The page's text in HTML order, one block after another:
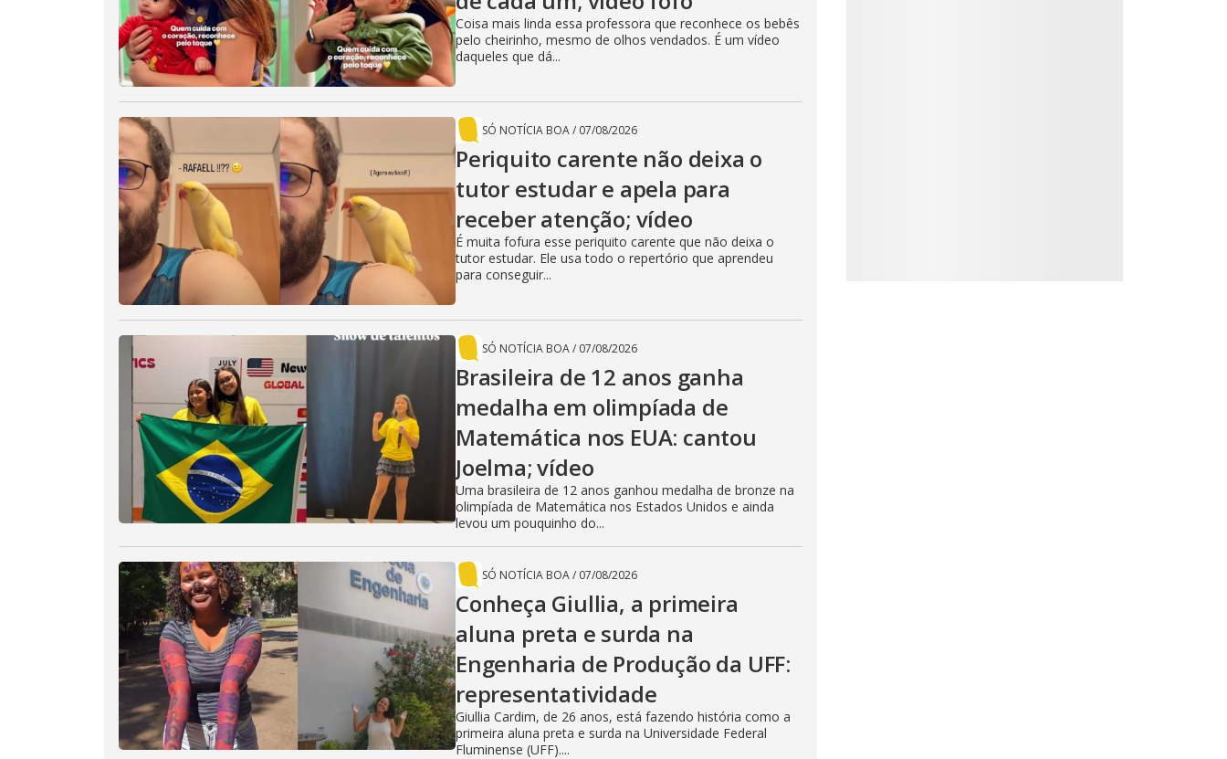
i
d
e
o
Coisa mais linda essa professora que reconhece os bebês
pelo cheirinho, mesmo de olhos vendados. É um vídeo
daqueles que dá...
SÓ NOTÍCIA BOA/ 07/08/2026
Periquito carente não deixa o
tutor estudar e apela para
receber atenção; vídeo
É muita fofura esse periquito carente que não deixa o
tutor estudar. Ele usa todo o repertório que aprendeu
para conseguir...
SÓ NOTÍCIA BOA/ 07/08/2026
Brasileira de 12 anos ganha
medalha em olimpíada de
Matemática nos EUA: cantou
Joelma; vídeo
Uma brasileira de 12 anos ganhou medalha de bronze na
olimpíada de Matemática nos Estados Unidos e ainda
levou um pouquinho do...
SÓ NOTÍCIA BOA/ 07/08/2026
Conheça Giullia, a primeira
aluna preta e surda na
Engenharia de Produção da UFF:
representatividade
Giullia Cardim, de 26 anos, está fazendo história como a
primeira aluna preta e surda na Universidade Federal
Fluminense (UFF)....